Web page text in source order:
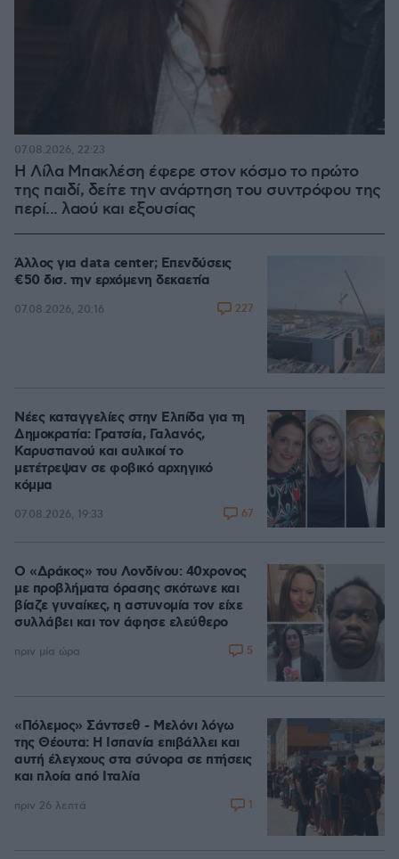
Η Λίλα Μπακλέση έφερε στον κόσμο το πρώτο
της παιδί, δείτε την ανάρτηση του συντρόφου της
περί... λαού και εξουσίας
07.08.2026, 22:23
Άλλος για data center; Επενδύσεις
€50 δισ. την ερχόμενη δεκαετία
07.08.2026, 20:16 227
Νέες καταγγελίες στην Ελπίδα για τη
Δημοκρατία: Γρατσία, Γαλανός,
Καρυστιανού και αυλικοί το
μετέτρεψαν σε φοβικό αρχηγικό
κόμμα
07.08.2026, 19:33 67
Ο «Δράκος» του Λονδίνου: 40χρονος
με προβλήματα όρασης σκότωνε και
βίαζε γυναίκες, η αστυνομία τον είχε
συλλάβει και τον άφησε ελεύθερο
πριν μία ώρα 5
«Πόλεμος» Σάντσεθ - Μελόνι λόγω
της Θέουτα: Η Ισπανία επιβάλλει και
αυτή έλεγχους στα σύνορα σε πτήσεις
και πλοία από Ιταλία
πριν 26 λεπτά 1